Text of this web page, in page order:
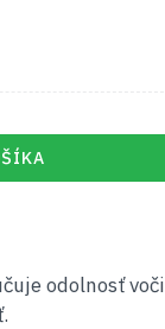
odolnosť voči